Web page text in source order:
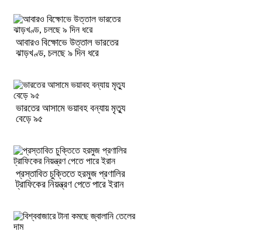
আবারও বিক্ষোভে উত্তাল ভারতের
ঝাড়খণ্ড, চলছে ৯ দিন ধরে
ভারতের আসামে ভয়াবহ বন্যায় মৃত্যু
বেড়ে ৯৫
প্রস্তাবিত চুক্তিতে হরমুজ প্রণালির
ট্রাফিকের নিয়ন্ত্রণ পেতে পারে ইরান